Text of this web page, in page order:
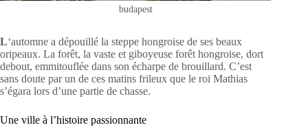
budapest
L‘automne a dépouillé la steppe hongroise de ses beaux
oripeaux. La forêt, la vaste et giboyeuse forêt hongroise, dort
debout, emmitouflée dans son écharpe de brouillard. C’est
sans doute par un de ces matins frileux que le roi Mathias
s’égara lors d’une partie de chasse.
Une ville à l’histoire passionnante